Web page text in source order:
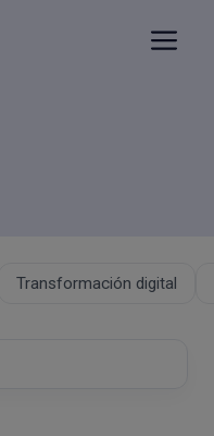
Transformación digital